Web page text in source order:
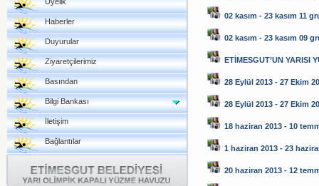
Haberler
Duyurular
Ziyaretçilerimiz
Basından
Bilgi Bankası
İletişim
Bağlantılar
02 kasım - 23 kasım 11
02 kasım - 23 kasım 09
ETİMESGUT’UN YARISI
28 Eylül 2013 - 27 Ekim
28 Eylül 2013 - 27 Ekim
18 haziran 2013 - 10
1 haziran 2013 - 23
20 haziran 2013 - 12